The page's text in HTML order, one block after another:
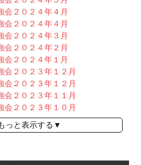
会２０２４年４月
会２０２４年４月
会２０２４年３月
会２０２４年２月
会２０２４年１月
会２０２３年１２月
会２０２３年１２月
会２０２３年１１月
会２０２３年１０月
っと表示する▼